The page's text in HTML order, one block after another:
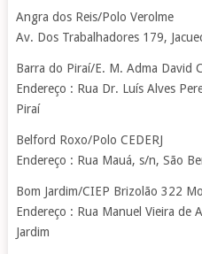
Angra dos Reis/Polo Verolme
Av. Dos Trabalhadores 179,
Barra do Piraí/E. M. Adma David
Endereço : Rua Dr. Luís Alves
Piraí
Belford Roxo/Polo CEDERJ
Endereço : Rua Mauá, s/n, São
Bom Jardim/CIEP Brizolão 322
Endereço : Rua Manuel Vieira de
Jardim